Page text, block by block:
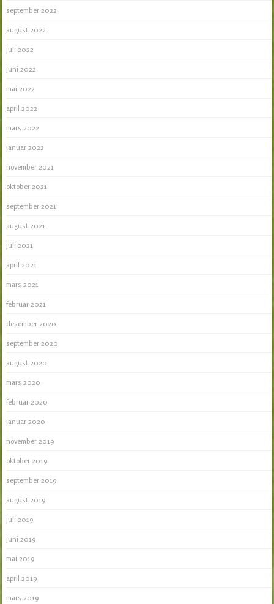
september 2022
august 2022
juli 2022
juni 2022
mai 2022
april 2022
mars 2022
januar 2022
november 2021
oktober 2021
september 2021
august 2021
juli 2021
april 2021
mars 2021
februar 2021
desember 2020
september 2020
august 2020
mars 2020
februar 2020
januar 2020
november 2019
oktober 2019
september 2019
august 2019
juli 2019
juni 2019
mai 2019
april 2019
mars 2019